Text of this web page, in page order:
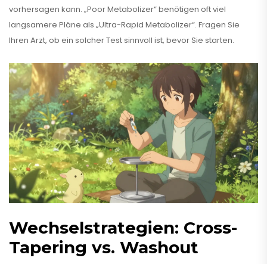
vorhersagen kann. „Poor Metabolizer“ benötigen oft viel
langsamere Pläne als „Ultra-Rapid Metabolizer“. Fragen Sie
Ihren Arzt, ob ein solcher Test sinnvoll ist, bevor Sie starten.
Wechselstrategien: Cross-
Tapering vs. Washout